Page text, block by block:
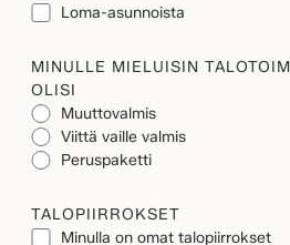
Loma-asunnoista
MINULLE MIELUISIN
OLISI
Muuttovalmis
Viittä vaille valmis
Peruspaketti
TALOPIIRROKSET
Minulla on omat talopiirrokset